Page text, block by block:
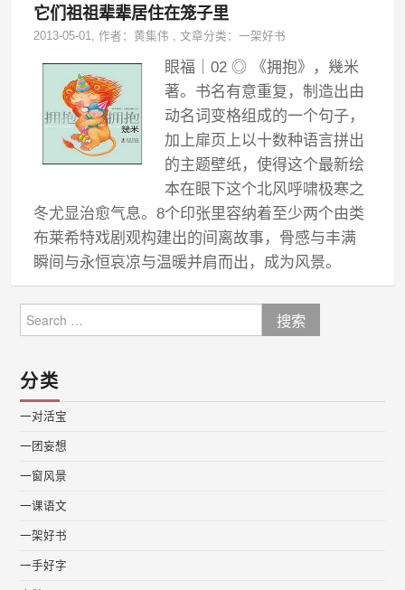
它们祖祖辈辈居住在笼子里
2013-05-01, 作者：黄集伟 ,文章分类：一架好书
眼福｜02 ◎ 《拥抱》，幾米
著。书名有意重复，制造出由
动名词变格组成的一个句子，
加上扉页上以十数种语言拼出
的主题壁纸，使得这个最新绘
本在眼下这个北风呼啸极寒之
冬尤显治愈气息。8个印张里容纳着至少两个由类
布莱希特戏剧观构建出的间离故事，骨感与丰满
瞬间与永恒哀凉与温暖并肩而出，成为风景。
for:
分类
一对活宝
一团妄想
一窗风景
一课语文
一架好书
一手好字